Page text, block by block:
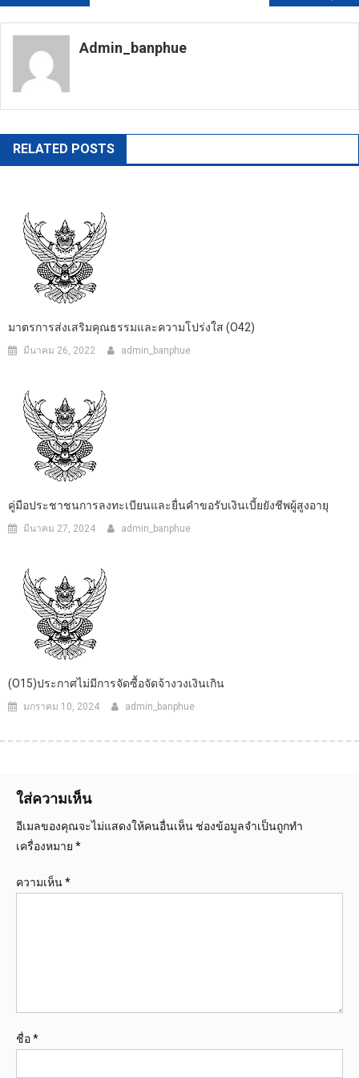
เรื่อง
Admin_banphue
RELATED POSTS
มาตรการส่งเสริมคุณธรรมและความโปร่งใส (O42)
มีนาคม 26, 2022 admin_banphue
คู่มือประชาชนการลงทะเบียนและยื่นคำขอรับเงินเบี้ยยังชีพผู้สูงอายุ
มีนาคม 27, 2024 admin_banphue
(O15)ประกาศไม่มีการจัดซื้อจัดจ้างวงเงินเกิน
มกราคม 10, 2024 admin_banphue
ใส่ความเห็น
อีเมลของคุณจะไม่แสดงให้คนอื่นเห็น ช่องข้อมูลจำเป็นถูกทำ
เครื่องหมาย *
ความเห็น*
ชื่อ*